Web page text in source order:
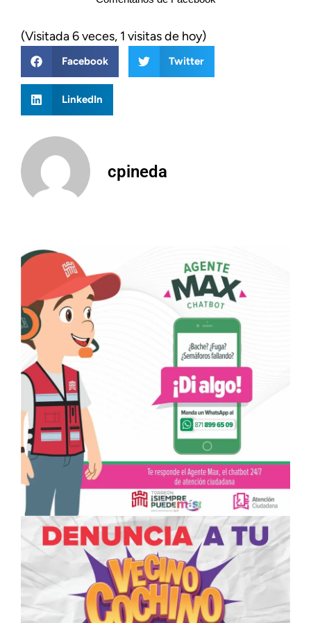
(Visitada 6 veces, 1 visitas de hoy)
Facebook Twitter
LinkedIn
cpineda